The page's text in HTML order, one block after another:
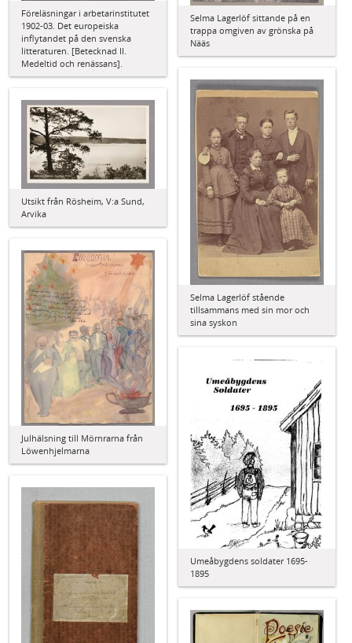
Föreläsningar i arbetarinstitutet
1902-03. Det europeiska
inflytandet på den svenska
litteraturen. [Betecknad II.
Medeltid och renässans].
Selma Lagerlöf sittande på en
trappa omgiven av grönska på
Nääs
Selma Lagerlöf stående
tillsammans med sin mor och
sina syskon
Utsikt från Rösheim, V:a Sund,
Arvika
Julhälsning till Mörnrarna från
Löwenhjelmarna
Umeåbygdens soldater 1695-
1895